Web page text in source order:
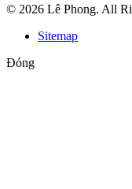
© 2026 Lê Phong. All
Sitemap
Đóng